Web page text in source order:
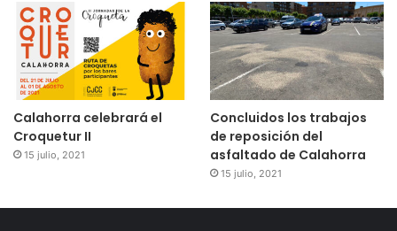
Calahorra celebrará el
Croquetur II
15 julio, 2021
Concluidos los trabajos
de reposición del
asfaltado de Calahorra
15 julio, 2021